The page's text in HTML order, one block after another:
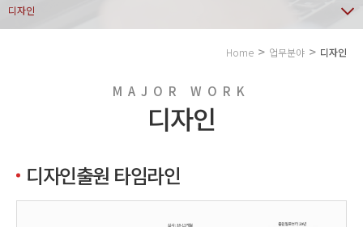
디자인
Home 업무분야 디자인
MAJOR WORK
디자인
디자인출원 타임라인